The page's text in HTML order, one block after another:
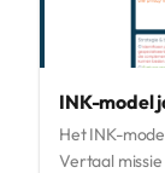
INK-model
Het INK-
Vertaal missie